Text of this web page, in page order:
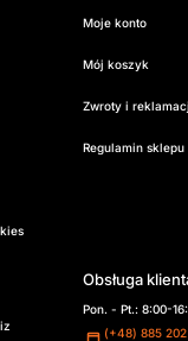
Moje konto
Mój koszyk
Zwroty i
Regulamin sklepu
Obsługa
Pon. - Pt.: 8:00-
(+48) 885